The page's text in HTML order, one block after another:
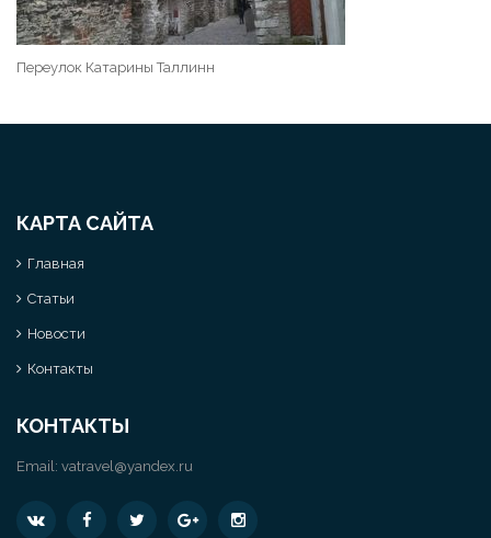
Переулок Катарины Таллинн
КАРТА САЙТА
Главная
Статьи
Новости
Контакты
КОНТАКТЫ
Email: vatravel@yandex.ru